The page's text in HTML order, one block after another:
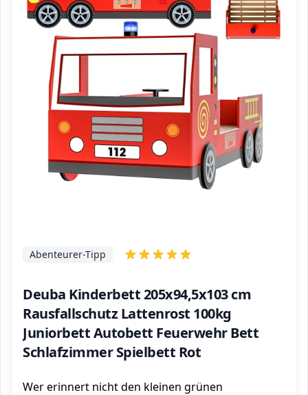
Deuba Kinderbett 205x94,5x103 cm
Rausfallschutz Lattenrost 100kg
Juniorbett Autobett Feuerwehr Bett
Schlafzimmer Spielbett Rot
Abenteurer-Tipp
Wer erinnert nicht den kleinen grünen